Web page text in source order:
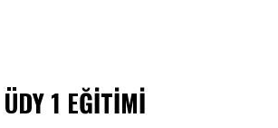
ÜDY 1 EĞİTİMİ